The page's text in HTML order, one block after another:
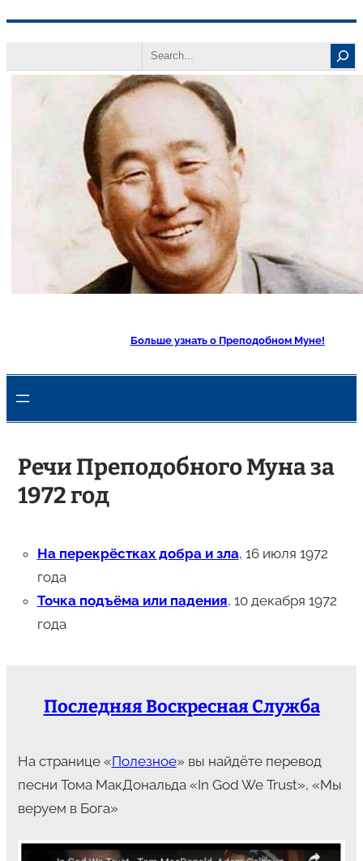
содержимому
Search
Больше узнать о Преподобном Муне!
Речи Преподобного Муна за
1972 год
На перекрёстках добра и зла, 16 июля 1972
года
Точка подъёма или падения, 10 декабря 1972
года
Последняя Воскресная Служба
На странице «Полезное» вы найдёте перевод
песни Тома МакДональда «In God We Trust», «Мы
веруем в Бога»